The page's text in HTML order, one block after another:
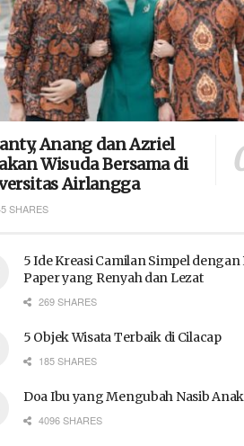
Anang dan Azriel
Wisuda Bersama di
Airlangga
SHARES
5 Ide Kreasi Camilan Simpel dengan
Paper yang Renyah dan Lezat
269 SHARES
5 Objek Wisata Terbaik di Cilacap
185 SHARES
Doa Ibu yang Mengubah Nasib Anak
4096 SHARES